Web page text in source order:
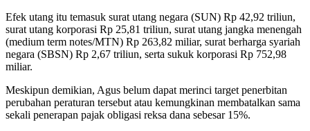
Efek utang itu temasuk surat utang negara (SUN) Rp 42,92 triliun,
surat utang korporasi Rp 25,81 triliun, surat utang jangka menengah
(medium term notes/MTN) Rp 263,82 miliar, surat berharga syariah
negara (SBSN) Rp 2,67 triliun, serta sukuk korporasi Rp 752,98
miliar.
Meskipun demikian, Agus belum dapat merinci target penerbitan
perubahan peraturan tersebut atau kemungkinan membatalkan sama
sekali penerapan pajak obligasi reksa dana sebesar 15%.